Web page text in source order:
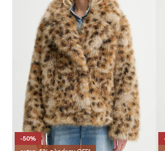
-50%